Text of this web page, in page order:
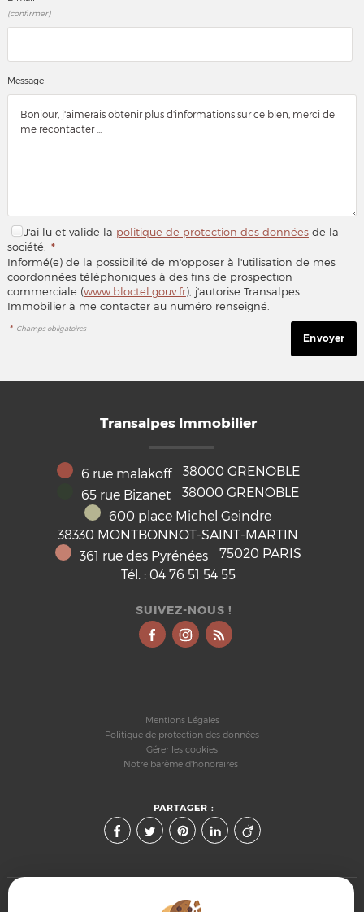
(confirmer)
Message
J'ai lu et valide la politique de protection des donnéesde la
société.
*
Informé(e) de la possibilité de m'opposer à l'utilisation de mes
coordonnées téléphoniques à des fins de prospection
commerciale (www.bloctel.gouv.fr), j'autorise Transalpes
Immobilier à me contacter au numéro renseigné.
* Champs obligatoires
Transalpes Immobilier
6 rue malakoff 38000 GRENOBLE
65 rue Bizanet
38000 GRENOBLE
600 place Michel Geindre
38330 MONTBONNOT-SAINT-MARTIN
361 rue des Pyrénées
75020 PARIS
Tél. : 04 76 51 54 55
SUIVEZ-NOUS !
Mentions Légales
Politique de protection des données
Gérer les cookies
Notre barème d'honoraires
PARTAGER :